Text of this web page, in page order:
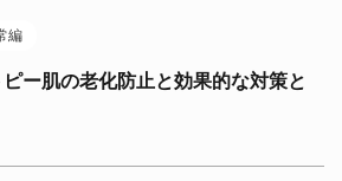
編
ー肌の老化防止と効果的な対策と